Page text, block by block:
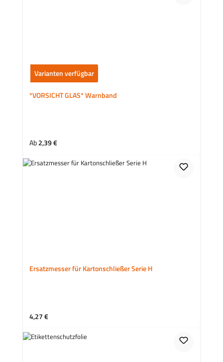
Varianten verfügbar
*VORSICHT GLAS* Warnband
Regulärer Preis:
Ab2,39 €
Ersatzmesser für Kartonschließer Serie H
Regulärer Preis:
4,27 €